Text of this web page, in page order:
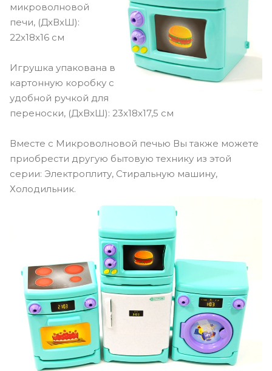
микроволновой
печи, (ДxВxШ):
22x18x16 см
Игрушка упакована в
картонную коробку с
удобной ручкой для
переноски, (ДxВxШ): 23x18x17,5 см
Вместе с Микроволновой печью Вы также можете
приобрести другую бытовую технику из этой
серии: Электроплиту, Стиральную машину,
Холодильник.